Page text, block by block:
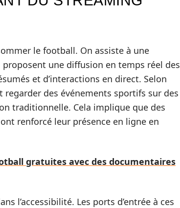
le football. On assiste à une
une diffusion en temps réel des
et d’interactions en direct. Selon
regarder des événements sportifs sur des
traditionnelle. Cela implique que des
ont renforcé leur présence en ligne en
gratuites avec des documentaires
l’accessibilité. Les ports d’entrée à ces